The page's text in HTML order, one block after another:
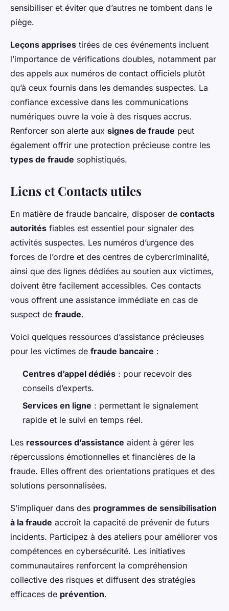
sensibiliser et éviter que d’autres ne tombent dans le
piège.
Leçons apprises tirées de ces événements incluent
l’importance de vérifications doubles, notamment par
des appels aux numéros de contact officiels plutôt
qu’à ceux fournis dans les demandes suspectes. La
confiance excessive dans les communications
numériques ouvre la voie à des risques accrus.
Renforcer son alerte aux signes de fraude peut
également offrir une protection précieuse contre les
types de fraude sophistiqués.
Liens et Contacts utiles
En matière de fraude bancaire, disposer de contacts
autorités fiables est essentiel pour signaler des
activités suspectes. Les numéros d’urgence des
forces de l’ordre et des centres de cybercriminalité,
ainsi que des lignes dédiées au soutien aux victimes,
doivent être facilement accessibles. Ces contacts
vous offrent une assistance immédiate en cas de
suspect de fraude.
Voici quelques ressources d’assistance précieuses
pour les victimes de fraude bancaire :
Centres d’appel dédiés : pour recevoir des
conseils d’experts.
Services en ligne : permettant le signalement
rapide et le suivi en temps réel.
Les ressources d’assistance aident à gérer les
répercussions émotionnelles et financières de la
fraude. Elles offrent des orientations pratiques et des
solutions personnalisées.
S’impliquer dans des programmes de sensibilisation
à la fraude accroît la capacité de prévenir de futurs
incidents. Participez à des ateliers pour améliorer vos
compétences en cybersécurité. Les initiatives
communautaires renforcent la compréhension
collective des risques et diffusent des stratégies
efficaces de prévention.